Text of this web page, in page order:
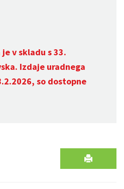
v skladu s 33.
Izdaje uradnega
so dostopne